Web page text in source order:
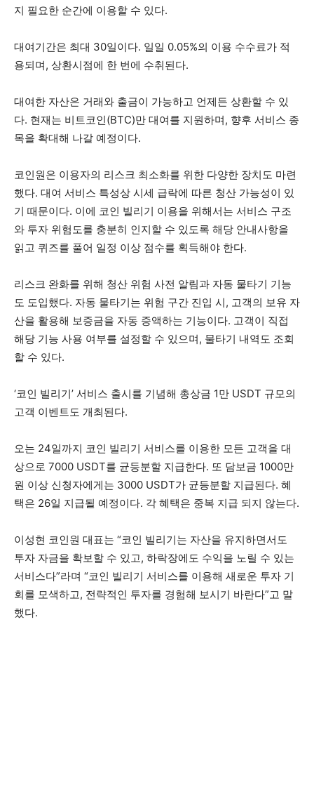
지 필요한 순간에 이용할 수 있다.
대여기간은 최대 30일이다. 일일 0.05%의 이용 수수료가 적
용되며, 상환시점에 한 번에 수취된다.
대여한 자산은 거래와 출금이 가능하고 언제든 상환할 수 있
다. 현재는 비트코인(BTC)만 대여를 지원하며, 향후 서비스 종
목을 확대해 나갈 예정이다.
코인원은 이용자의 리스크 최소화를 위한 다양한 장치도 마련
했다. 대여 서비스 특성상 시세 급락에 따른 청산 가능성이 있
기 때문이다. 이에 코인 빌리기 이용을 위해서는 서비스 구조
와 투자 위험도를 충분히 인지할 수 있도록 해당 안내사항을
읽고 퀴즈를 풀어 일정 이상 점수를 획득해야 한다.
리스크 완화를 위해 청산 위험 사전 알림과 자동 물타기 기능
도 도입했다. 자동 물타기는 위험 구간 진입 시, 고객의 보유 자
산을 활용해 보증금을 자동 증액하는 기능이다. 고객이 직접
해당 기능 사용 여부를 설정할 수 있으며, 물타기 내역도 조회
할 수 있다.
‘코인 빌리기’ 서비스 출시를 기념해 총상금 1만 USDT 규모의
고객 이벤트도 개최된다.
오는 24일까지 코인 빌리기 서비스를 이용한 모든 고객을 대
상으로 7000 USDT를 균등분할 지급한다. 또 담보금 1000만
원 이상 신청자에게는 3000 USDT가 균등분할 지급된다. 혜
택은 26일 지급될 예정이다. 각 혜택은 중복 지급 되지 않는다.
이성현 코인원 대표는 “코인 빌리기는 자산을 유지하면서도
투자 자금을 확보할 수 있고, 하락장에도 수익을 노릴 수 있는
서비스다”라며 “코인 빌리기 서비스를 이용해 새로운 투자 기
회를 모색하고, 전략적인 투자를 경험해 보시기 바란다”고 말
했다.